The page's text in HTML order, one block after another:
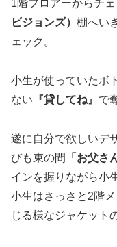
1階フロアーからチ
ビジョンズ） 棚へい
ェック。
小生が使っていたボ
ない 『貸してね』 で
遂に自分で欲しいデ
びも束の間
「お父さ
インを握りながら小
小生はさっさと2階
じる様なジャケット